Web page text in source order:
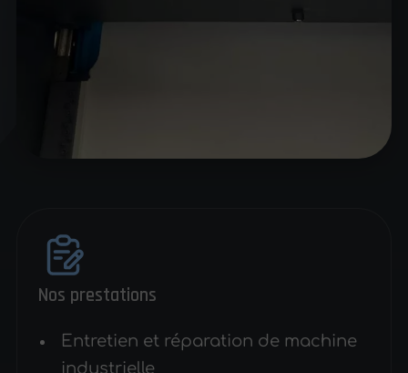
Nos prestations
Entretien et réparation de machine
industrielle